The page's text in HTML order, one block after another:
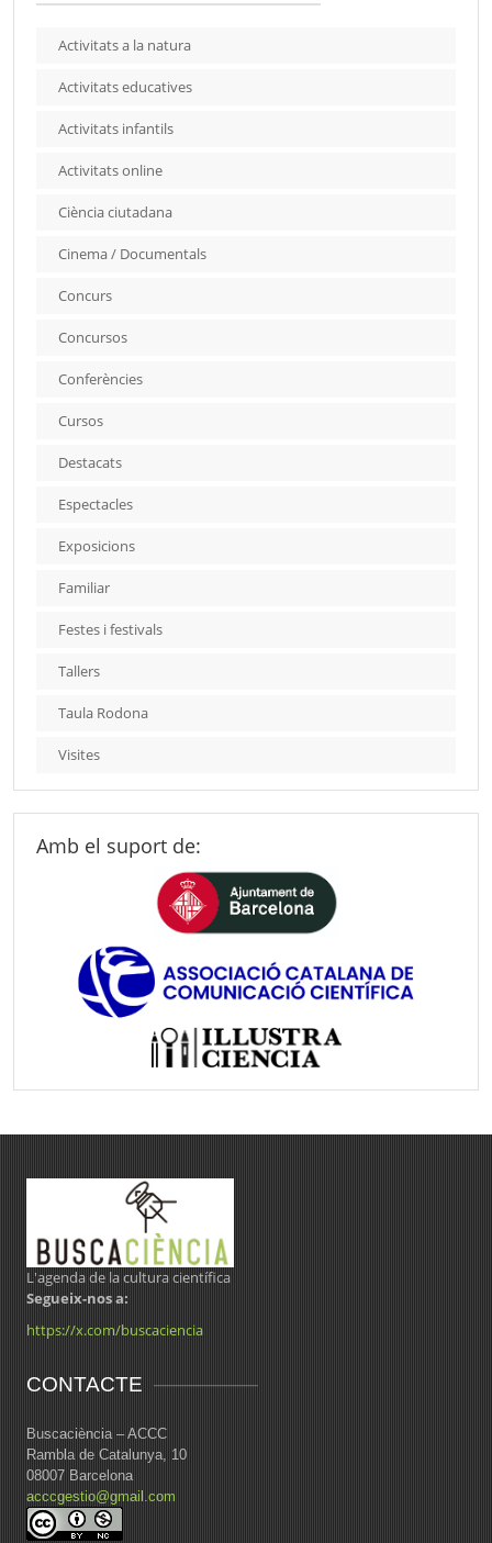
Activitats a la natura
Activitats educatives
Activitats infantils
Activitats online
Ciència ciutadana
Cinema / Documentals
Concurs
Concursos
Conferències
Cursos
Destacats
Espectacles
Exposicions
Familiar
Festes i festivals
Tallers
Taula Rodona
Visites
Amb el suport de:
L'agenda de la cultura científica
Segueix-nos a:
https://x.com/buscaciencia
CONTACTE
Buscaciència – ACCC
Rambla de Catalunya, 10
08007 Barcelona
acccgestio@gmail.com